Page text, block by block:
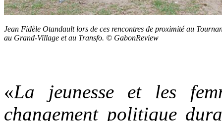
Jean Fidèle Otandault lors de ces rencontres de proximité au
au Grand-Village et au Transfo. © GabonReview
«La jeunesse et les
changement politique